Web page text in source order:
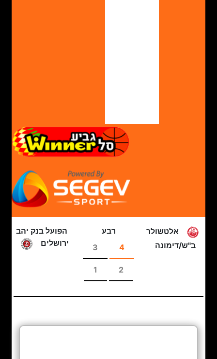
אלטשולר
ב"ש/דימונה
רבע
4
3
2
1
הפועל בנק יהב
ירושלים